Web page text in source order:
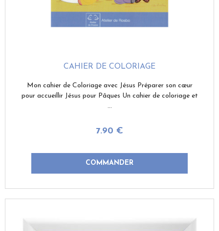
CAHIER DE COLORIAGE
7.90 €
Mon cahier de Coloriage avec Jésus Préparer son cœur
pour accueillir Jésus pour Pâques Un cahier de coloriage et
...